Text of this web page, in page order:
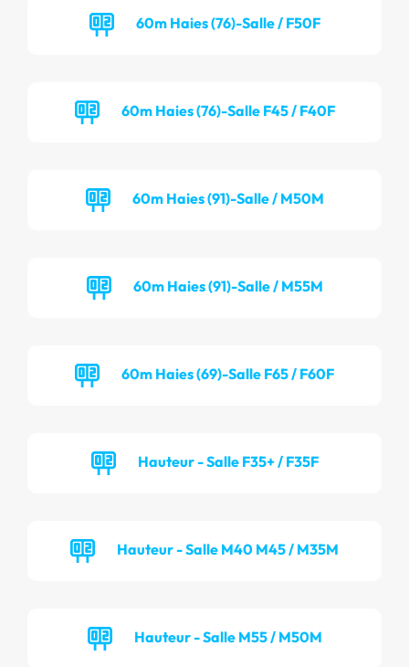
60m Haies (76)-Salle / F50F
60m Haies (76)-Salle F45 / F40F
60m Haies (91)-Salle / M50M
60m Haies (91)-Salle / M55M
60m Haies (69)-Salle F65 / F60F
Hauteur - Salle F35+ / F35F
Hauteur - Salle M40 M45 / M35M
Hauteur - Salle M55 / M50M